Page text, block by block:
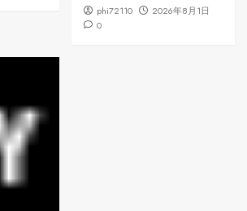
phi72110
2026年8月1日
0